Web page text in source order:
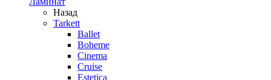
Назад
Tarkett
Ballet
Boheme
Cinema
Cruise
Estetica